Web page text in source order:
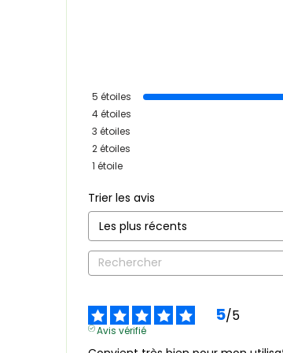
5 étoiles
4étoiles
3 étoiles
2étoiles
1 étoile
Trier les avis
5/5
Avis vérifié